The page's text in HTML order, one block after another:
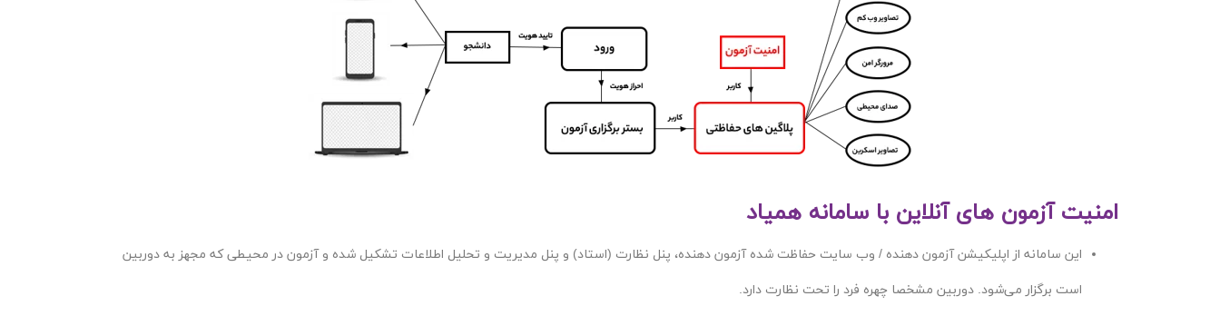
امنیت آزمون های آنلاین با سامانه همیاد
این سامانه از اپلیکیشن آزمون دهنده / وب سایت حفاظت شده آزمون دهنده، پنل نظارت (استاد) و پنل مدیریت و تحلیل اطلاعات تشکیل شده و آزمون در محیطی که مجهز به دوربین
است برگزار می‌شود. دوربین مشخصا چهره فرد را تحت نظارت دارد.